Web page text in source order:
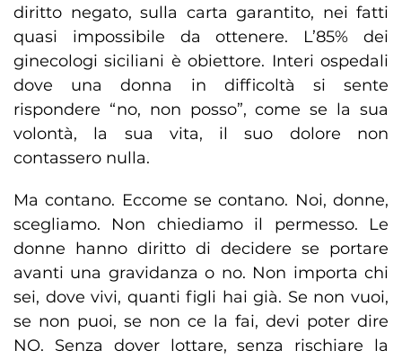
diritto negato, sulla carta garantito, nei fatti
quasi impossibile da ottenere. L’85% dei
ginecologi siciliani è obiettore. Interi ospedali
dove una donna in difficoltà si sente
rispondere “no, non posso”, come se la sua
volontà, la sua vita, il suo dolore non
contassero nulla.
Ma contano. Eccome se contano. Noi, donne,
scegliamo. Non chiediamo il permesso. Le
donne hanno diritto di decidere se portare
avanti una gravidanza o no. Non importa chi
sei, dove vivi, quanti figli hai già. Se non vuoi,
se non puoi, se non ce la fai, devi poter dire
NO. Senza dover lottare, senza rischiare la